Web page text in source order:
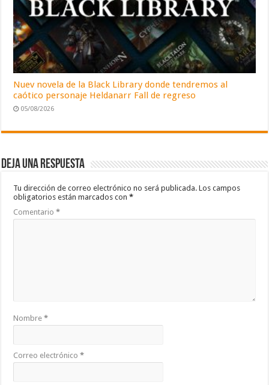
Nuev novela de la Black Library donde tendremos al
caótico personaje Heldanarr Fall de regreso
05/08/2026
Deja una respuesta
Tu dirección de correo electrónico no será publicada. Los campos
obligatorios están marcados con*
Comentario*
Nombre*
Correo electrónico*